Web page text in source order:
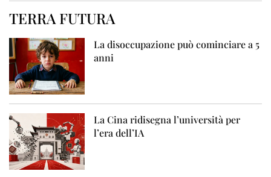
TERRA FUTURA
La disoccupazione può cominciare a 5
anni
La Cina ridisegna l’università per
l’era dell’IA